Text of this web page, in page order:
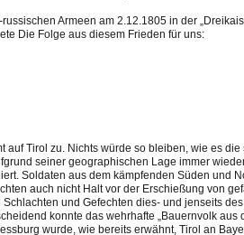
Armeen am 2.12.1805 in der
Die Folge aus diesem Frieden für uns:
auf Tirol zu. Nichts würde so bleiben, wie es
seiner geographischen Lage immer
Soldaten aus dem kämpfenden Süden und
auch nicht Halt vor der Erschießung von
und Gefechten dies- und jenseits
konnte das wehrhafte „Bauernvolk aus
wurde, wie bereits erwähnt, Tirol an